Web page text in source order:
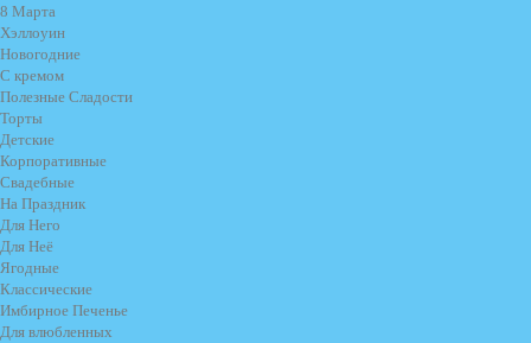
8 Марта
Хэллоуин
Новогодние
С кремом
Полезные Сладости
Торты
Детские
Корпоративные
Свадебные
На Праздник
Для Него
Для Неё
Ягодные
Классические
Имбирное Печенье
Для влюбленных